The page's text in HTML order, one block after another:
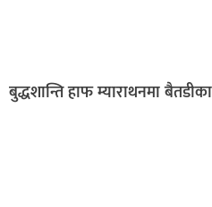
बुद्धशान्ति हाफ म्याराथनमा